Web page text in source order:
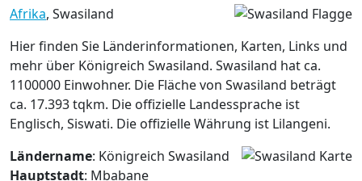
Afrika, Swasiland
Hier finden Sie Länderinformationen, Karten, Links und
mehr über Königreich Swasiland. Swasiland hat ca.
1100000 Einwohner. Die Fläche von Swasiland beträgt
ca. 17.393 tqkm. Die offizielle Landessprache ist
Englisch, Siswati. Die offizielle Währung ist Lilangeni.
Ländername: Königreich Swasiland
Hauptstadt: Mbabane